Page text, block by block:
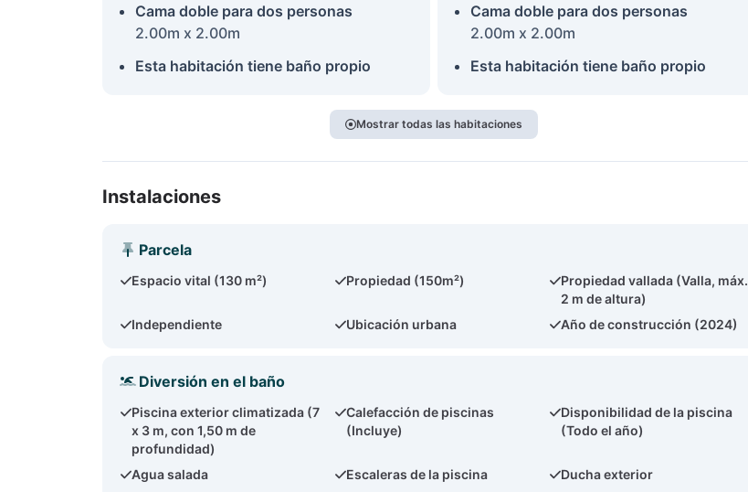
Cama doble para dos personas
2.00m x 2.00m
Esta habitación tiene baño propio
Cama doble para dos personas
2.00m x 2.00m
Esta habitación tiene baño propio
Mostrar todas las habitaciones
Instalaciones
Parcela
Espacio vital (130 m²) Propiedad (150m²)
Propiedad vallada (Valla, máx.
2 m de altura)
Independiente
Ubicación urbana Año de construcción (2024)
Diversión en el baño
Piscina exterior climatizada (7
x 3 m, con 1,50 m de
profundidad)
Calefacción de piscinas
(Incluye)
Disponibilidad de la piscina
(Todo el año)
Agua salada Escaleras de la piscina Ducha exterior